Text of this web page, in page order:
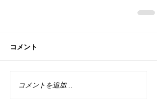
コメント
コメントを追加…